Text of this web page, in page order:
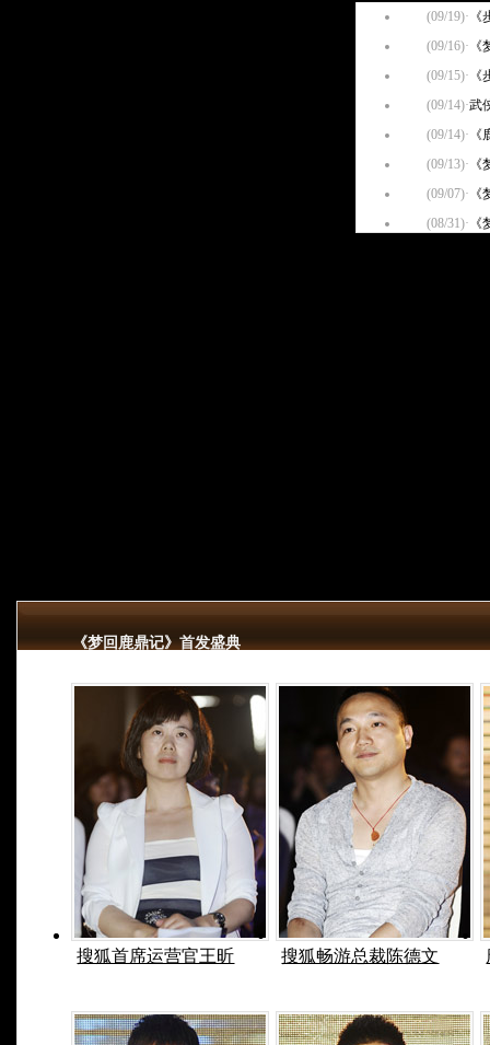
(09/19)·
(09/16)·
(09/15)·
(09/14)·武
(09/14)·
(09/13)·
(09/07)·
(08/31)·
《梦回鹿鼎记》首发盛典
搜狐首席运营官王昕 搜狐畅游总裁陈德文